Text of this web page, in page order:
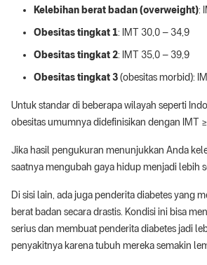
Kelebihan berat badan (overweight):
Obesitas tingkat 1: IMT 30,0 – 34,9
Obesitas tingkat 2: IMT 35,0 – 39,9
Obesitas tingkat 3(obesitas morbid):
Untuk standar di beberapa wilayah seperti
obesitas umumnya didefinisikan dengan IMT ≥
Jika hasil pengukuran menunjukkan Anda
saatnya mengubah gaya hidup menjadi lebih
Di sisi lain, ada juga penderita diabetes yang
berat badan secara drastis. Kondisi ini bisa
serius dan membuat penderita diabetes jadi
penyakitnya karena tubuh mereka semakin